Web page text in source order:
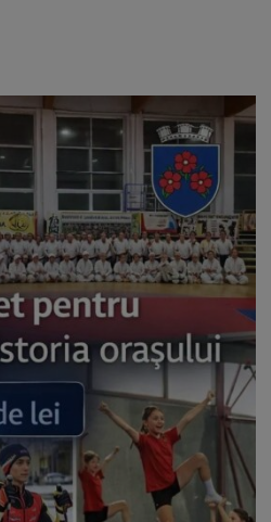
Călin Georgescu și Horațiu Potra.
2026-2030, adoptată de